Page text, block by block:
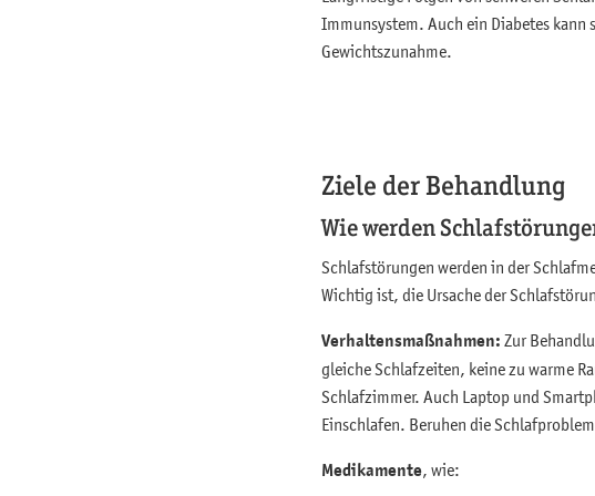
Immunsystem. Auch ein Diabetes
Gewichtszunahme.
Ziele der Behandlung
Wie werden
Schlafstörungen werden in der
Wichtig ist, die Ursache der
Verhaltensmaßnahmen:Zur
gleiche Schlafzeiten, keine zu warme
Schlafzimmer. Auch Laptop und
Einschlafen. Beruhen die
Medikamente, wie: